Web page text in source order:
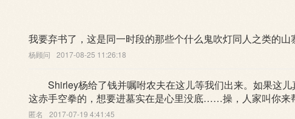
我要弃书了，这是同一时段的那些个什么鬼吹灯同人之类的山
杨顾问 2017-08-25 11:26:18
Shirley杨给了钱并嘱咐农夫在这儿等我们出来。如果这儿
这赤手空拳的，想要进墓实在是心里没底……操，人家叫你
匿名 2017-07-19 4:41:45